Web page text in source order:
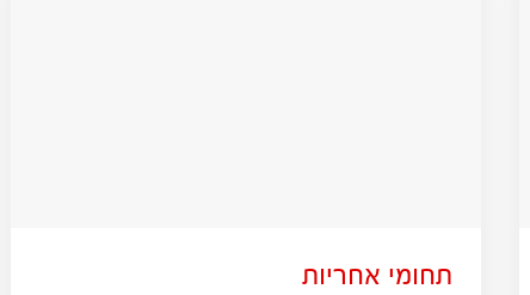
תחומי אחריות